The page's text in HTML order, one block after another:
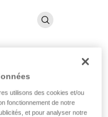
CANYON
utilisons des cookies et/ou
fonctionnement de notre
et pour analyser notre